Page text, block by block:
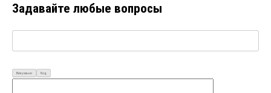
Задавайте любые вопросы
Визуально Код